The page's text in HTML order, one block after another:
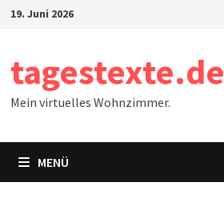
Zum19. Juni 2026
tagestexte.de
Mein virtuelles Wohnzimmer.
MENÜ